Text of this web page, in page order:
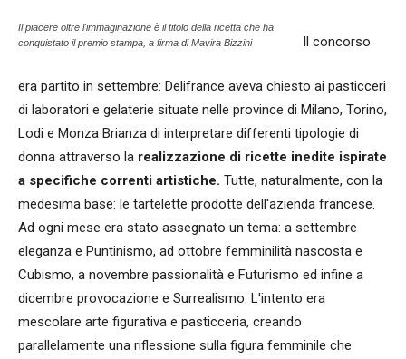
Il piacere oltre l'immaginazione è il titolo della ricetta che ha
conquistato il premio stampa, a firma di Mavira Bizzini
Il concorso
era partito in settembre: Delifrance aveva chiesto ai pasticceri
di laboratori e gelaterie situate nelle province di Milano, Torino,
Lodi e Monza Brianza di interpretare differenti tipologie di
donna attraverso la realizzazione di ricette inedite ispirate
a specifiche correnti artistiche. Tutte, naturalmente, con la
medesima base: le tartelette prodotte dell'azienda francese.
Ad ogni mese era stato assegnato un tema: a settembre
eleganza e Puntinismo, ad ottobre femminilità nascosta e
Cubismo, a novembre passionalità e Futurismo ed infine a
dicembre provocazione e Surrealismo. L'intento era
mescolare arte figurativa e pasticceria, creando
parallelamente una riflessione sulla figura femminile che